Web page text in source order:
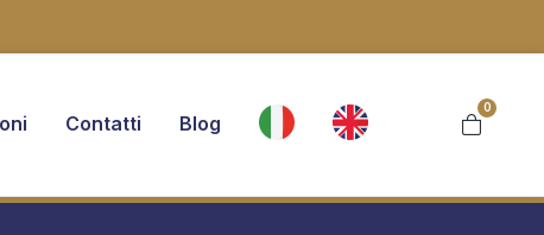
Contatti Blog
0